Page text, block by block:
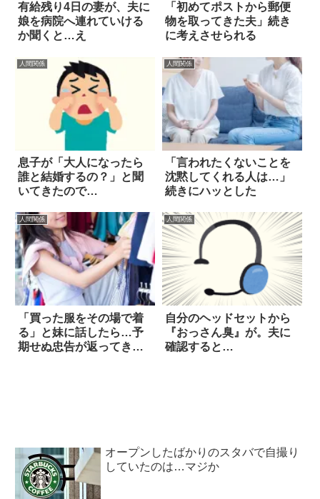
有給残り4日の妻が、夫に
娘を病院へ連れていける
か聞くと…え
「初めてポストから郵便
物を取ってきた夫」続き
に考えさせられる
人間関係
息子が「大人になったら
誰と結婚するの？」と聞
いてきたので…
人間関係
「言われたくないことを
沈黙してくれる人は…」
続きにハッとした
人間関係
「買った服をその場で着
る」と妹に話したら…予
期せぬ忠告が返ってきた
人間関係
自分のヘッドセットから
『おっさん臭』が。夫に
確認すると…
オープンしたばかりのスタバで自撮り
していたのは…マジか